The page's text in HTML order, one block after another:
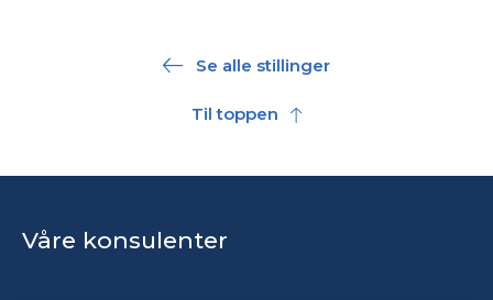
Se alle stillinger
Til toppen
Våre konsulenter